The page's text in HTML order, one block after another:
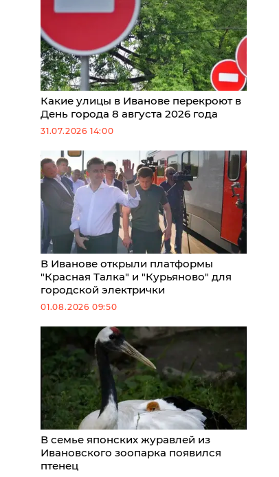
Какие улицы в Иванове перекроют в
День города 8 августа 2026 года
31.07.2026 14:00
В Иванове открыли платформы
"Красная Талка" и "Курьяново" для
городской электрички
01.08.2026 09:50
В семье японских журавлей из
Ивановского зоопарка появился
птенец